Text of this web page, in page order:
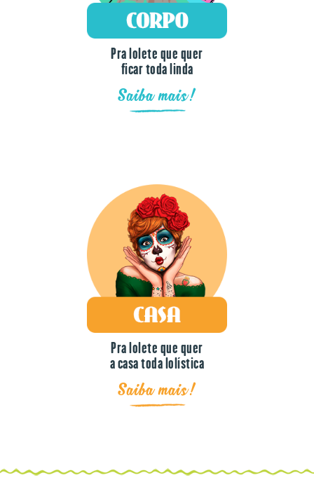
Pra lolete que quer
ficar toda linda
Saiba mais!
Pra lolete que quer
a casa toda lolística
Saiba mais!